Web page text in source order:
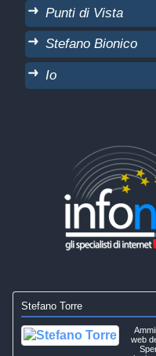
Punti di Vista
Stefano Bionico
Io
Stefano Torre
web